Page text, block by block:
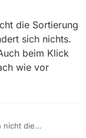
die Sortierung
sich nichts.
beim Klick
wie vor
nicht die